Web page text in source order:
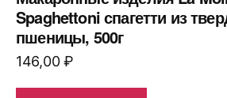
Spaghettoni спагетти из
пшеницы, 500г
146,00₽